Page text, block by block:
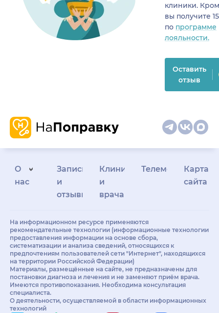
клиники.
вы получите
по программе
лояльности.
Оставить
отзыв
О
нас
Запись
и
отзывы
Клиникам
и
врачам
Телемедицина
Карта
сайта
На информационном ресурсе применяются
рекомендательные технологии (информационные технологии
предоставления информации на основе сбора,
систематизации и анализа сведений, относящихся к
предпочтениям пользователей сети "Интернет", находящихся
на территории Российской Федерации)
Материалы, размещённые на сайте, не предназначены для
постановки диагноза и лечения и не заменяют приём врача.
Имеются противопоказания. Необходима консультация
специалиста.
О деятельности, осуществляемой в области информационных
технологий